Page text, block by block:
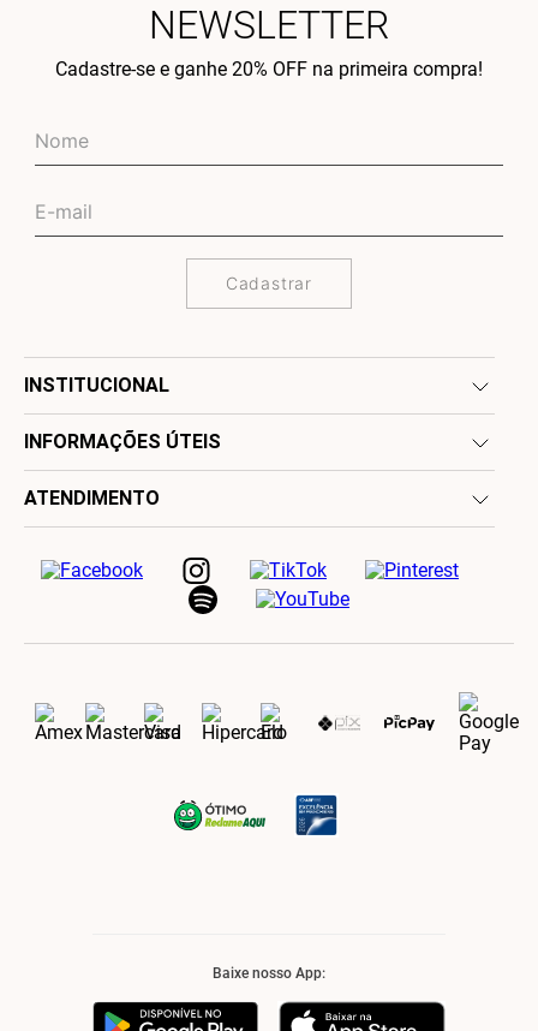
NEWSLETTER
Cadastre-se e ganhe 20% OFF na primeira compra!
Cadastrar
INSTITUCIONAL
INFORMAÇÕES ÚTEIS
ATENDIMENTO
Baixe nosso App: